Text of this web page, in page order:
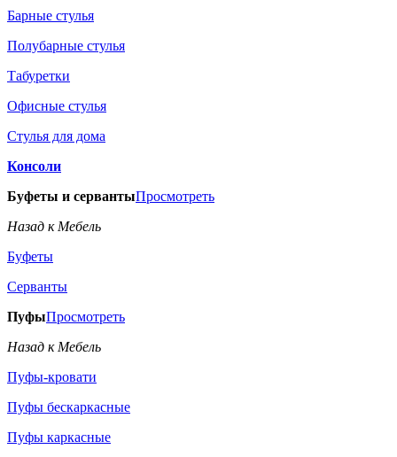
Барные стулья
Полубарные стулья
Табуретки
Офисные стулья
Стулья для дома
Консоли
Буфеты и сервантыПросмотреть
Назад к Мебель
Буфеты
Серванты
ПуфыПросмотреть
Назад к Мебель
Пуфы-кровати
Пуфы бескаркасные
Пуфы каркасные